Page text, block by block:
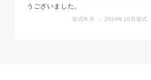
うございました。
挙式年月 ： 2024年10月挙式